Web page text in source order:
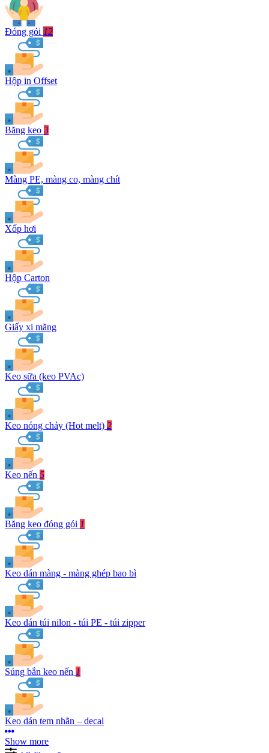
Đóng gói 12
Hộp in Offset
Băng keo 3
Màng PE, màng co, màng chít
Xốp hơi
Hộp Carton
Giấy xi măng
Keo sữa (keo PVAc)
Keo nóng chảy (Hot melt) 2
Keo nến 5
Băng keo đóng gói 1
Keo dán màng - màng ghép bao bì
Keo dán túi nilon - túi PE - túi zipper
Súng bắn keo nến 1
Keo dán tem nhãn – decal
Show more